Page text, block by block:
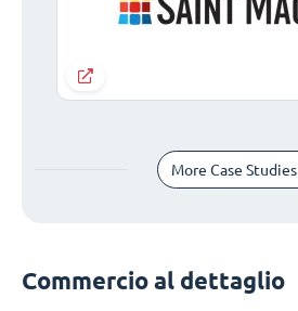
More Case Studies
Commercio al dettaglio